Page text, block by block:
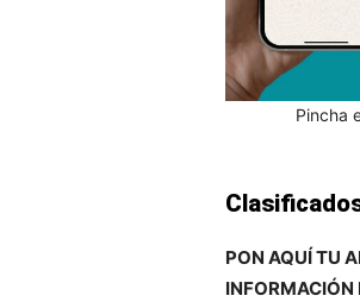
Pincha
PON AQUÍ TU